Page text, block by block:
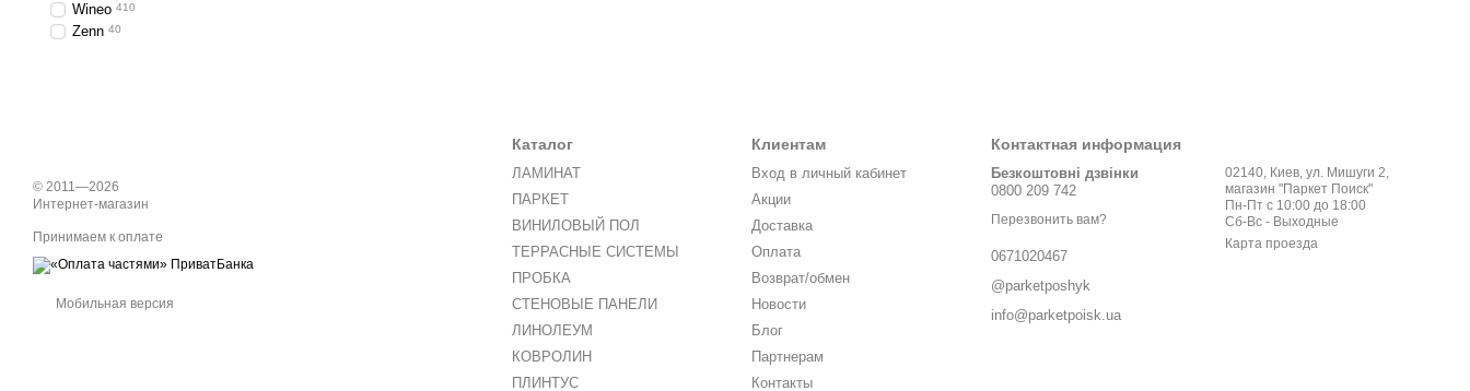
Wineo 410
Zenn 40
© 2011—2026
Интернет-магазин
Принимаем к оплате
Мобильная версия
Каталог
ЛАМИНАТ
ПАРКЕТ
ВИНИЛОВЫЙ ПОЛ
ТЕРРАСНЫЕ СИСТЕМЫ
ПРОБКА
СТЕНОВЫЕ ПАНЕЛИ
ЛИНОЛЕУМ
КОВРОЛИН
ПЛИНТУС
Клиентам
Вход в личный кабинет
Акции
Доставка
Оплата
Возврат/обмен
Новости
Блог
Партнерам
Контакты
Контактная информация
Безкоштовні дзвінки
0800 209 742
Перезвонить вам?
0671020467
@parketposhyk
info@parketpoisk.ua
02140, Киев, ул. Мишуги 2,
магазин "Паркет Поиск"
Пн-Пт с 10:00 до 18:00
Сб-Вс - Выходные
Карта проезда